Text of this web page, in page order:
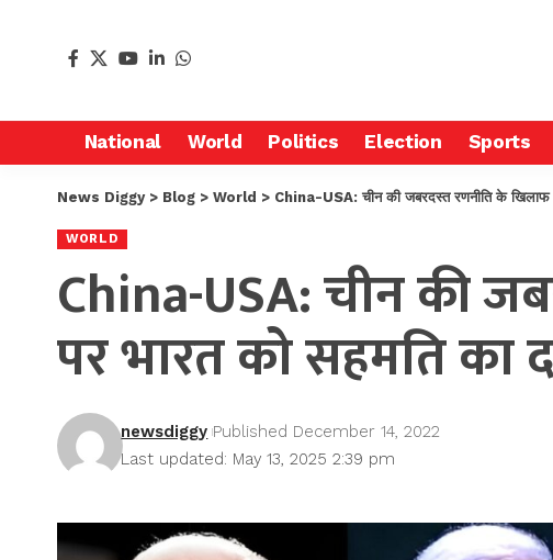
National World Politics Election Sports
News Diggy> Blog > World > China-USA: चीन की जबरदस्त रणनीति के खिलाफ
WORLD
China-USA: चीन की
पर भारत को सहमति का
Last updated: May 13, 2025 2:39 pm
newsdiggy Published December 14, 2022